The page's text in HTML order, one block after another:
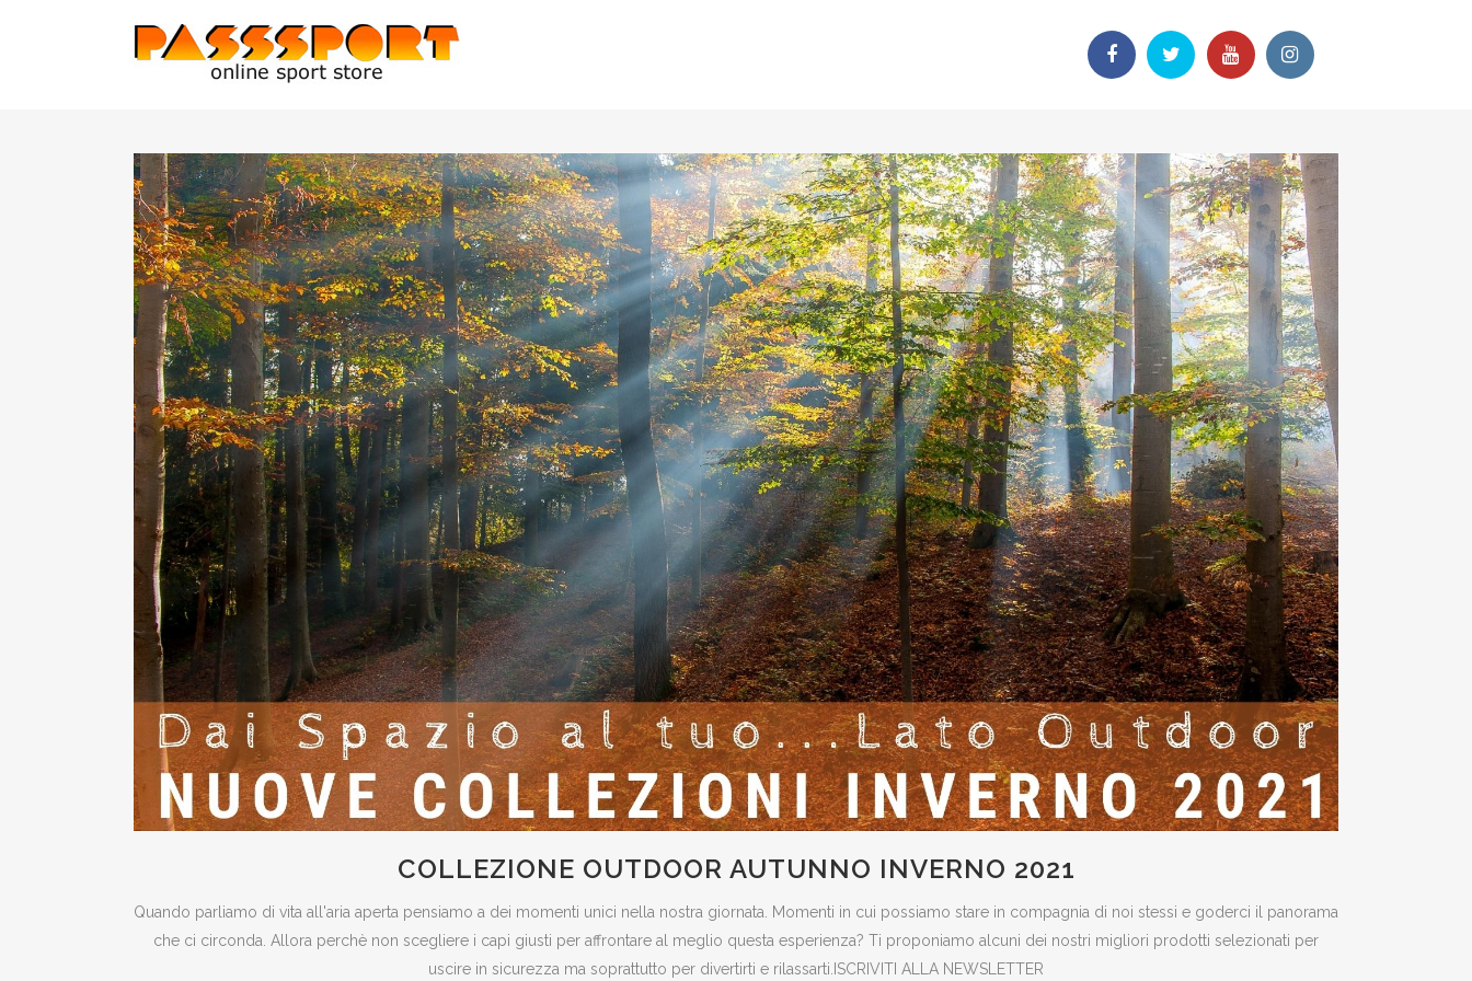
COLLEZIONE OUTDOOR AUTUNNO INVERNO 2021
Quando parliamo di vita all'aria aperta pensiamo a dei momenti unici nella nostra giornata. Momenti in cui possiamo stare in compagnia di noi stessi e goderci il panorama
che ci circonda. Allora perchè non scegliere i capi giusti per affrontare al meglio questa esperienza? Ti proponiamo alcuni dei nostri migliori prodotti selezionati per
uscire in sicurezza ma soprattutto per divertirti e rilassarti.ISCRIVITI ALLA NEWSLETTER